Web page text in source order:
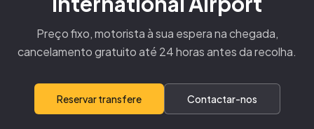
Preço fixo, motorista à sua espera na chegada,
cancelamento gratuito até 24 horas antes da recolha.
Reservar transfere Contactar-nos